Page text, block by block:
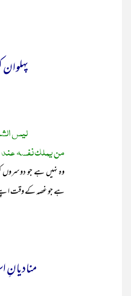
لیس
من یملک نفسہ
وہ نہیں ہے جو دوسروں
ہے جو غصہ کے وقت
منادیانِ